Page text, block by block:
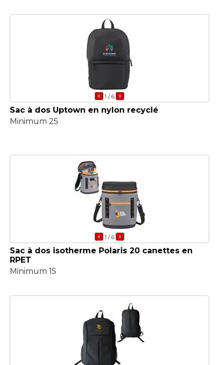
« 1 / 6 »
Sac à dos Uptown en nylon recyclé
Minimum 25
« 1 / 6 »
Sac à dos isotherme Polaris 20 canettes en
RPET
Minimum 15